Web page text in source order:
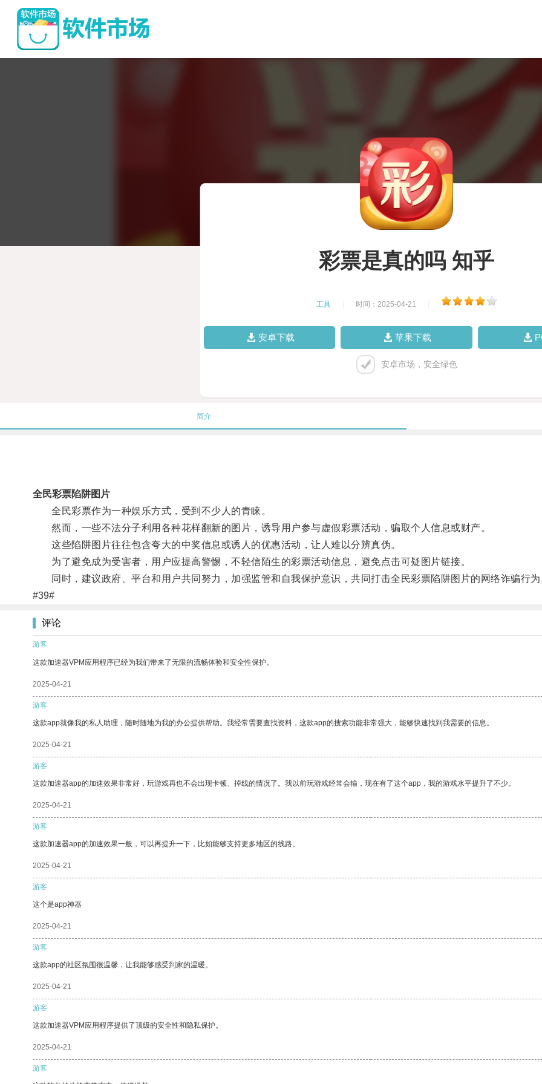
彩票是真的吗 知乎
工具 时间：2025-04-21
安卓下载 苹果下载
安卓市场，安全绿色
简介
全民彩票陷阱图片
全民彩票作为一种娱乐方式，受到不少人的青睐。
然而，一些不法分子利用各种花样翻新的图片，诱导用户参与虚假彩票活动，骗取个人信息或财产。
这些陷阱图片往往包含夸大的中奖信息或诱人的优惠活动，让人难以分辨真伪。
为了避免成为受害者，用户应提高警惕，不轻信陌生的彩票活动信息，避免点击可疑图片链接。
同时，建议政府、平台和用户共同努力，加强监管和自我保护意识，共同打击全民彩票陷阱图片的网络诈骗行为
#39#
评论
游客
这款加速器VPM应用程序已经为我们带来了无限的流畅体验和安全性保护。
2025-04-21
游客
这款app就像我的私人助理，随时随地为我的办公提供帮助。我经常需要查找资料，这款app的搜索功能非常强大，能够快速找到我需要的信息。
2025-04-21
游客
这款加速器app的加速效果非常好，玩游戏再也不会出现卡顿、掉线的情况了。我以前玩游戏经常会输，现在有了这个app，我的游戏水平提升了不少。
2025-04-21
游客
这款加速器app的加速效果一般，可以再提升一下，比如能够支持更多地区的线路。
2025-04-21
游客
这个是app神器
2025-04-21
游客
这款app的社区氛围很温馨，让我能够感受到家的温暖。
2025-04-21
游客
这款加速器VPM应用程序提供了顶级的安全性和隐私保护。
2025-04-21
游客